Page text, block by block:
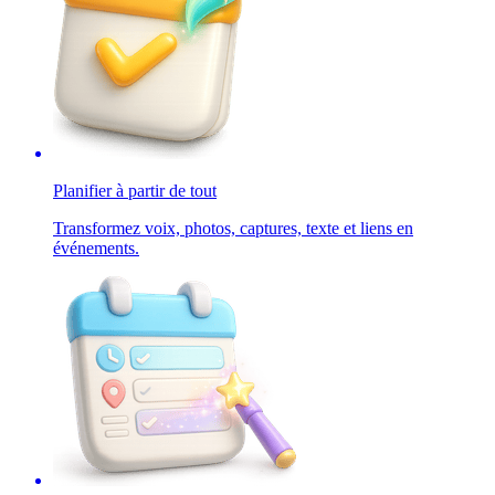
Planifier à partir de tout
Transformez voix, photos, captures, texte et liens en
événements.